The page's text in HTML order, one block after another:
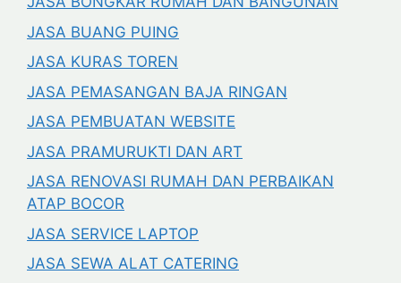
JASA BUANG PUING
JASA KURAS TOREN
JASA PEMASANGAN BAJA RINGAN
JASA PEMBUATAN WEBSITE
JASA PRAMURUKTI DAN ART
JASA RENOVASI RUMAH DAN PERBAIKAN
ATAP BOCOR
JASA SERVICE LAPTOP
JASA SEWA ALAT CATERING